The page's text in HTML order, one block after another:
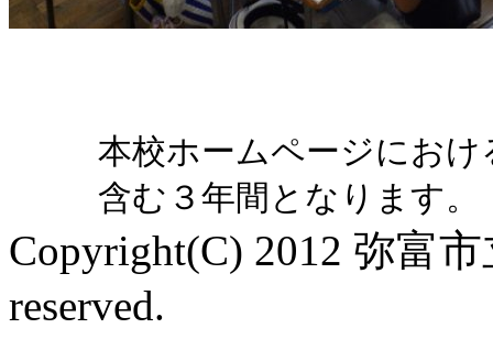
本校ホームページにお
含む３年間となります。
Copyright(C) 2012 弥富
reserved.